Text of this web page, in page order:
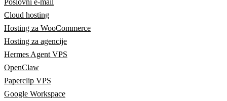
Poslovni e-mail
Cloud hosting
Hosting za WooCommerce
Hosting za agencije
Hermes Agent VPS
OpenClaw
Paperclip VPS
Google Workspace